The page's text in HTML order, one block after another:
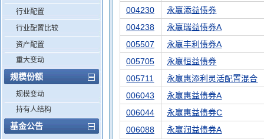
行业配置
行业配置比较
资产配置
重大变动
规模份额
规模变动
持有人结构
基金公告
004230
永赢添益债券
004238
永赢瑞益债券A
005507
永赢丰利债券A
005705
永赢恒益债券
005711
永赢惠添利灵活配置混合
006043
永赢惠益债券A
006044
永赢惠益债券C
006088
永赢润益债券A